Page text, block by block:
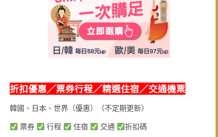
折扣優惠／票券行程／精選住宿／交通機票
韓國、日本、世界（優惠）（不定期更新）
票券
行程 住宿 交通 折扣碼